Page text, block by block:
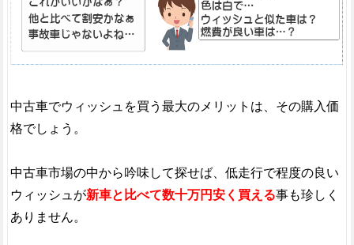
中古車でウィッシュを買う最大のメリットは、その購入価
格でしょう。
中古車市場の中から吟味して探せば、低走行で程度の良い
ウィッシュが新車と比べて数十万円安く買える事も珍しく
ありません。